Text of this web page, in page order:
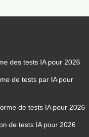
des tests IA pour 2026
de tests par IA pour
de tests IA pour 2026
de tests IA pour 2026